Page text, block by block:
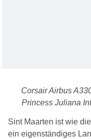
Corsair Airbus
Princess Juliana
Sint Maarten ist wie
ein eigenständiges